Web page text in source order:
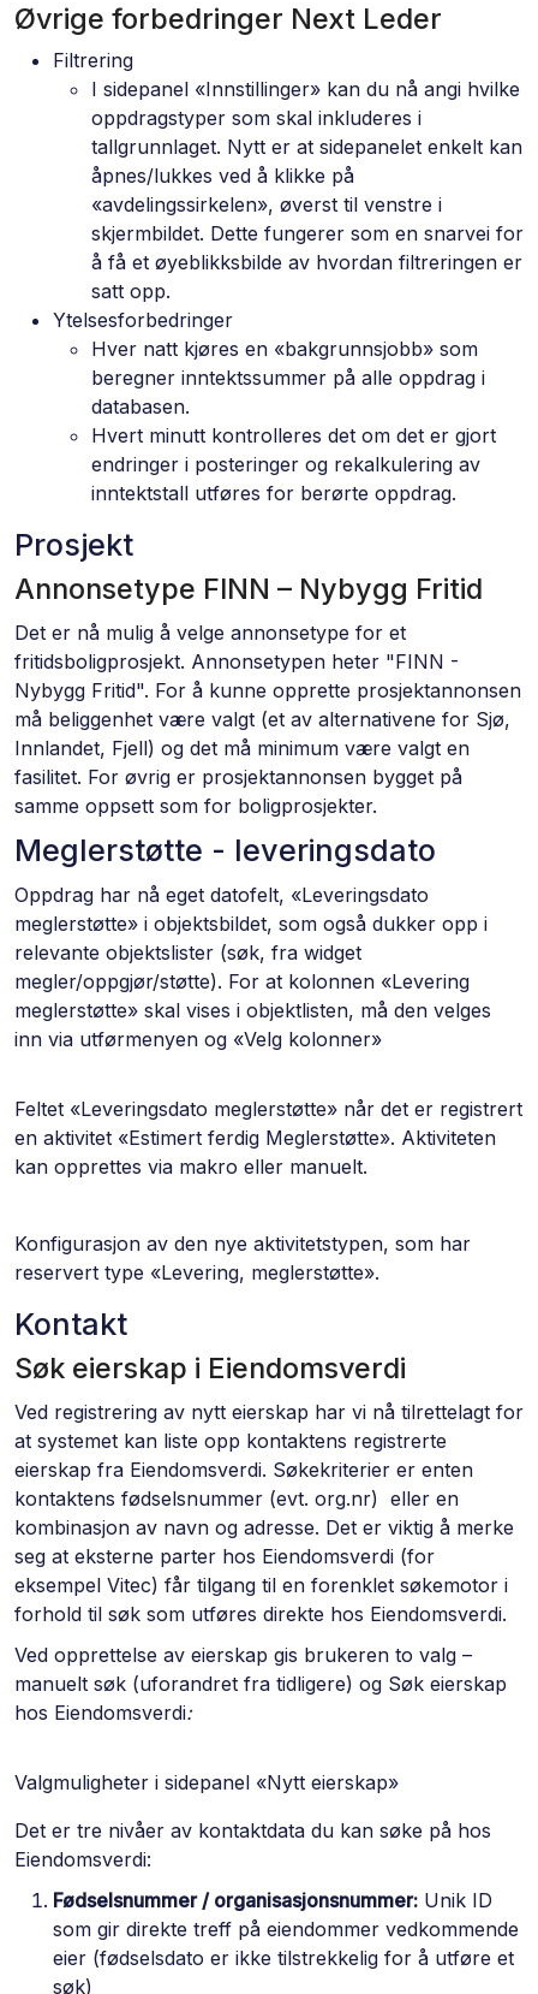
Øvrige forbedringer Next Leder
Filtrering
I sidepanel «Innstillinger» kan du nå angi hvilke
oppdragstyper som skal inkluderes i
tallgrunnlaget. Nytt er at sidepanelet enkelt kan
åpnes/lukkes ved å klikke på
«avdelingssirkelen», øverst til venstre i
skjermbildet. Dette fungerer som en snarvei for
å få et øyeblikksbilde av hvordan filtreringen er
satt opp.
Ytelsesforbedringer
Hver natt kjøres en «bakgrunnsjobb» som
beregner inntektssummer på alle oppdrag i
databasen.
Hvert minutt kontrolleres det om det er gjort
endringer i posteringer og rekalkulering av
inntektstall utføres for berørte oppdrag.
Prosjekt
Annonsetype FINN – Nybygg Fritid
Det er nå mulig å velge annonsetype for et
fritidsboligprosjekt. Annonsetypen heter "FINN -
Nybygg Fritid". For å kunne opprette prosjektannonsen
må beliggenhet være valgt (et av alternativene for Sjø,
Innlandet, Fjell) og det må minimum være valgt en
fasilitet. For øvrig er prosjektannonsen bygget på
samme oppsett som for boligprosjekter.
Meglerstøtte - leveringsdato
Oppdrag har nå eget datofelt, «Leveringsdato
meglerstøtte» i objektsbildet, som også dukker opp i
relevante objektslister (søk, fra widget
megler/oppgjør/støtte). For at kolonnen «Levering
meglerstøtte» skal vises i objektlisten, må den velges
inn via utførmenyen og «Velg kolonner»
Feltet «Leveringsdato meglerstøtte» når det er registrert
en aktivitet «Estimert ferdig Meglerstøtte». Aktiviteten
kan opprettes via makro eller manuelt.
Konfigurasjon av den nye aktivitetstypen, som har
reservert type «Levering, meglerstøtte».
Kontakt
Søk eierskap i Eiendomsverdi
Ved registrering av nytt eierskap har vi nå tilrettelagt for
at systemet kan liste opp kontaktens registrerte
eierskap fra Eiendomsverdi. Søkekriterier er enten
kontaktens fødselsnummer (evt. org.nr) eller en
kombinasjon av navn og adresse. Det er viktig å merke
seg at eksterne parter hos Eiendomsverdi (for
eksempel Vitec) får tilgang til en forenklet søkemotor i
forhold til søk som utføres direkte hos Eiendomsverdi.
Ved opprettelse av eierskap gis brukeren to valg –
manuelt søk (uforandret fra tidligere) og Søk eierskap
hos Eiendomsverdi:
Valgmuligheter i sidepanel «Nytt eierskap»
Det er tre nivåer av kontaktdata du kan søke på hos
Eiendomsverdi:
Fødselsnummer / organisasjonsnummer: Unik ID
som gir direkte treff på eiendommer vedkommende
eier (fødselsdato er ikke tilstrekkelig for å utføre et
søk)